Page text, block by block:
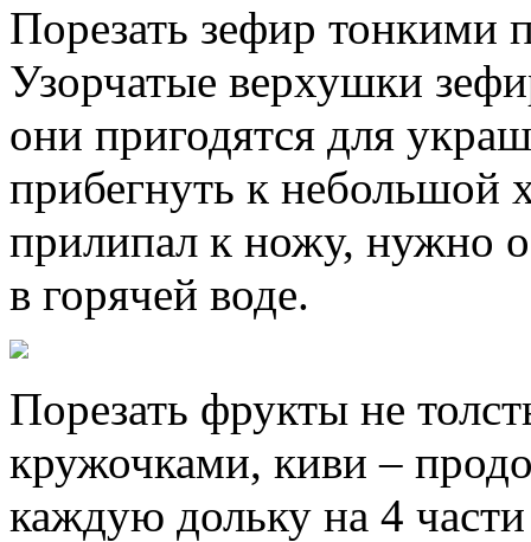
Порезать зефир
Узорчатые верхушки
они пригодятся для
прибегнуть к небольшой
прилипал к ножу, нужно
в горячей воде.
Порезать фрукты не
кружочками, киви –
каждую дольку на 4